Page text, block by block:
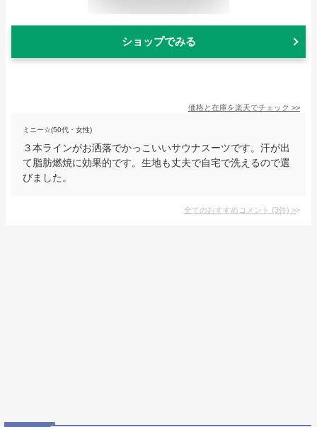
ショップでみる
価格と在庫を楽天でチェック >>
ミニー☆(50代・女性)
３本ラインがお洒落でかっこいいサウナスーツです。汗が出
て脂肪燃焼に効果的です。生地も丈夫で自宅で洗えるので選
びました。
全てのおすすめコメント (3件) >